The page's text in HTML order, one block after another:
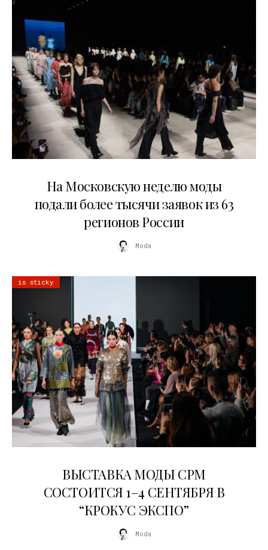
На Московскую неделю моды
подали более тысячи заявок из 63
регионов России
Moda
is sticky
ВЫСТАВКА МОДЫ CPM
СОСТОИТСЯ 1–4 СЕНТЯБРЯ В
“КРОКУС ЭКСПО”
Moda